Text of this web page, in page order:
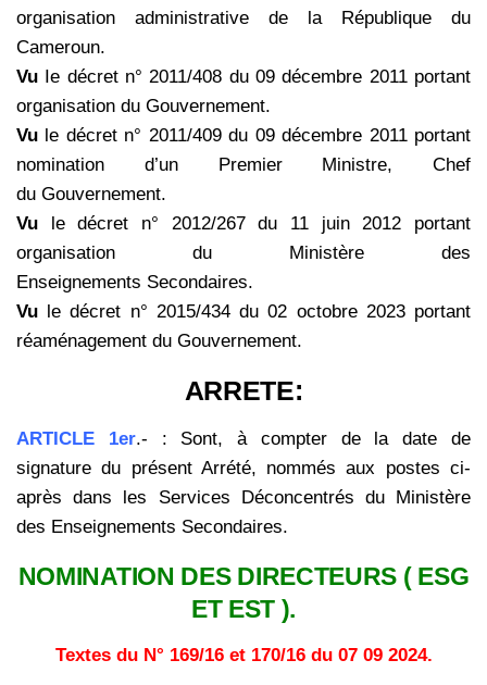
organisation administrative de la République du
Cameroun.
Vu Ie décret n° 2011/408 du 09 décembre 2011 portant
organisation du Gouvernement.
Vu le décret n° 2011/409 du 09 décembre 2011 portant
nomination d’un Premier Ministre, Chef
du Gouvernement.
Vu le décret n° 2012/267 du 11 juin 2012 portant
organisation du Ministère des
Enseignements Secondaires.
Vu le décret n° 2015/434 du 02 octobre 2023 portant
réaménagement du Gouvernement.
ARRETE:
ARTICLE 1er.- : Sont, à compter de la date de
signature du présent Arrété, nommés aux postes ci-
après dans les Services Déconcentrés du Ministère
des Enseignements Secondaires.
NOMINATION DES DIRECTEURS ( ESG
ET EST ).
Textes du N° 169/16 et 170/16 du 07 09 2024.